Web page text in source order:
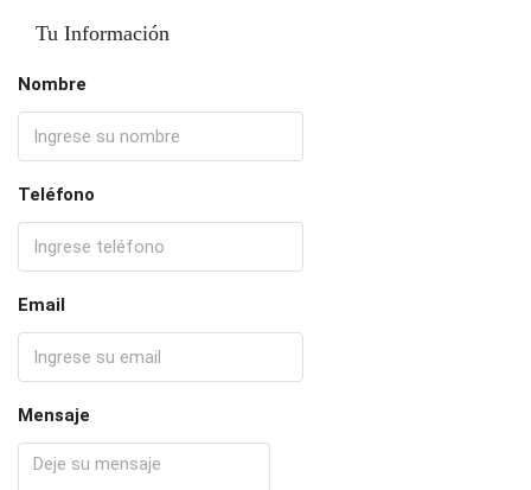
Tu Información
Nombre
Teléfono
Email
Mensaje